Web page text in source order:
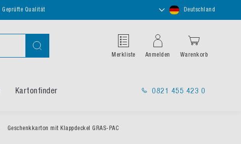
Geprüfte Qualität
Store
auswählen
Deutschland
Suche
Merkliste Anmelden Warenkorb
Kartonfinder 0821 455 423 0
Geschenkkarton mit Klappdeckel GRAS-PAC